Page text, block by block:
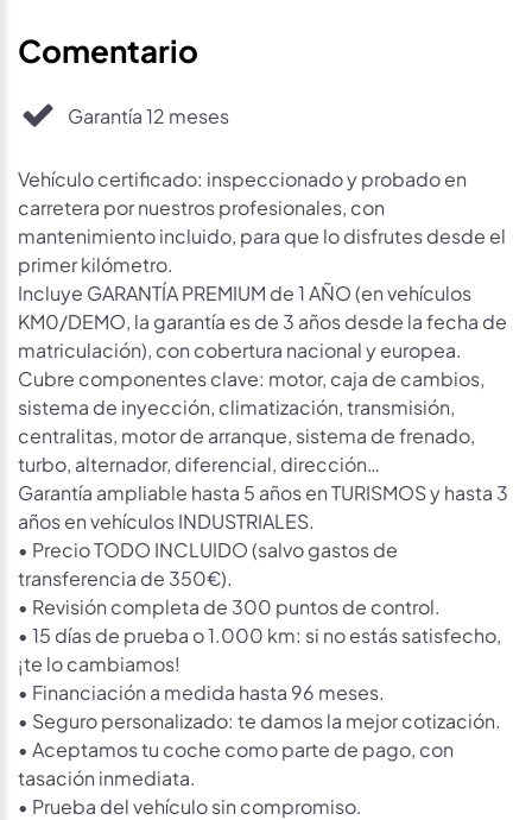
Comentario
Garantía 12 meses
Vehículo certificado: inspeccionado y probado en
carretera por nuestros profesionales, con
mantenimiento incluido, para que lo disfrutes desde el
primer kilómetro.
Incluye GARANTÍA PREMIUM de 1 AÑO (en vehículos
KM0/DEMO, la garantía es de 3 años desde la fecha de
matriculación), con cobertura nacional y europea.
Cubre componentes clave: motor, caja de cambios,
sistema de inyección, climatización, transmisión,
centralitas, motor de arranque, sistema de frenado,
turbo, alternador, diferencial, dirección…
Garantía ampliable hasta 5 años en TURISMOS y hasta 3
años en vehículos INDUSTRIALES.
• Precio TODO INCLUIDO (salvo gastos de
transferencia de 350€).
• Revisión completa de 300 puntos de control.
• 15 días de prueba o 1.000 km: si no estás satisfecho,
¡te lo cambiamos!
• Financiación a medida hasta 96 meses.
• Seguro personalizado: te damos la mejor cotización.
• Aceptamos tu coche como parte de pago, con
tasación inmediata.
• Prueba del vehículo sin compromiso.